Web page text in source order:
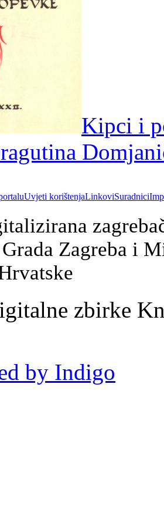
Kipci i
Uvjeti korištenjaLinkoviSuradnici
Zagreba i
zbirke
by Indigo